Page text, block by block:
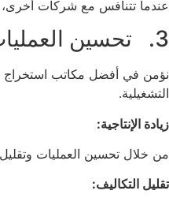
عندما تتنافس مع شركات أخرى،
3. تحسين العمليات الداخلية
التشغيلية.
زيادة الإنتاجية:
من خلال تحسين العمليات
تقليل التكاليف: